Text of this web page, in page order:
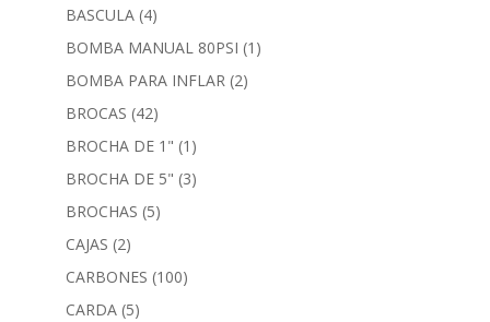
BASCULA (4)
BOMBA MANUAL 80PSI (1)
BOMBA PARA INFLAR (2)
BROCAS (42)
BROCHA DE 1" (1)
BROCHA DE 5" (3)
BROCHAS (5)
CAJAS (2)
CARBONES (100)
CARDA (5)